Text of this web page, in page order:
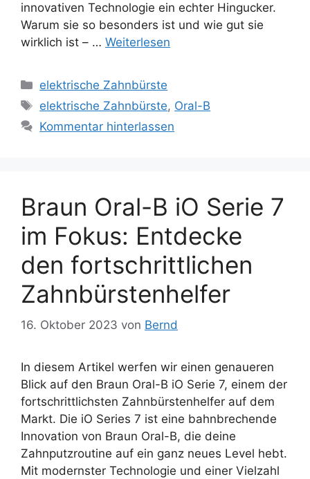
innovativen Technologie ein echter Hingucker.
Warum sie so besonders ist und wie gut sie
wirklich ist – … Weiterlesen
Kategorien
elektrische Zahnbürste
Schlagwörter
elektrische Zahnbürste, Oral-B
Kommentar hinterlassen
Braun Oral-B iO Serie 7
im Fokus: Entdecke
den fortschrittlichen
Zahnbürstenhelfer
16. Oktober 2023 von Bernd
In diesem Artikel werfen wir einen genaueren
Blick auf den Braun Oral-B iO Serie 7, einem der
fortschrittlichsten Zahnbürstenhelfer auf dem
Markt. Die iO Series 7 ist eine bahnbrechende
Innovation von Braun Oral-B, die deine
Zahnputzroutine auf ein ganz neues Level hebt.
Mit modernster Technologie und einer Vielzahl